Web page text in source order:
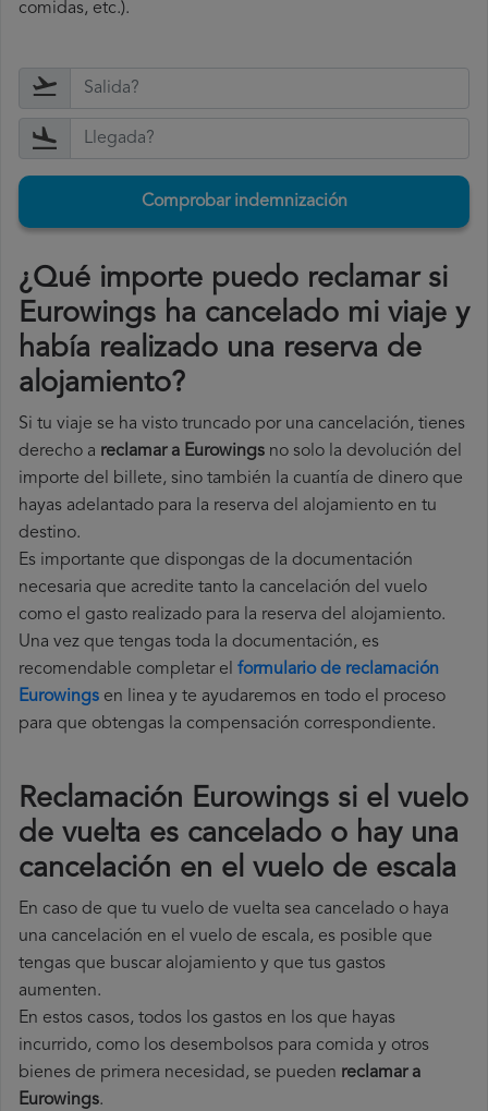
comidas, etc.).
Comprobar indemnización
¿Qué importe puedo reclamar si
Eurowings ha cancelado mi viaje y
había realizado una reserva de
alojamiento?
Si tu viaje se ha visto truncado por una cancelación, tienes
derecho a reclamar a Eurowings no solo la devolución del
importe del billete, sino también la cuantía de dinero que
hayas adelantado para la reserva del alojamiento en tu
destino.
Es importante que dispongas de la documentación
necesaria que acredite tanto la cancelación del vuelo
como el gasto realizado para la reserva del alojamiento.
Una vez que tengas toda la documentación, es
recomendable completar el formulario de reclamación
Eurowings en linea y te ayudaremos en todo el proceso
para que obtengas la compensación correspondiente.
Reclamación Eurowings si el vuelo
de vuelta es cancelado o hay una
cancelación en el vuelo de escala
En caso de que tu vuelo de vuelta sea cancelado o haya
una cancelación en el vuelo de escala, es posible que
tengas que buscar alojamiento y que tus gastos
aumenten.
En estos casos, todos los gastos en los que hayas
incurrido, como los desembolsos para comida y otros
bienes de primera necesidad, se pueden reclamar a
Eurowings.